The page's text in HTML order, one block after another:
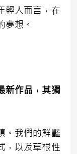
輕人而言，在
想。
新作品，其獨
。我們的鮮豔
，以及草根性